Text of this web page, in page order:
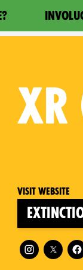
XR
Visit website
Follow XR